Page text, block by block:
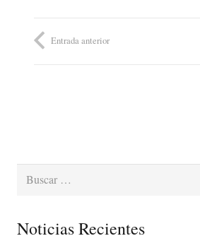
Entrada anterior
Buscar:
Noticias Recientes